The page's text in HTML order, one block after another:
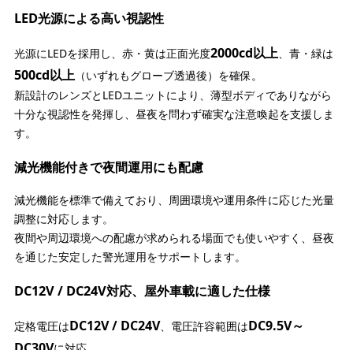
LED光源による高い視認性
光源にLEDを採用し、赤・黄は正面光度2000cd以上、青・緑は
500cd以上（いずれもグローブ透過後）を確保。
新設計のレンズとLEDユニットにより、薄型ボディでありながら
十分な視認性を発揮し、昼夜を問わず確実な注意喚起を支援しま
す。
減光機能付きで夜間運用にも配慮
減光機能を標準で備えており、周囲環境や運用条件に応じた光量
調整に対応します。
夜間や周辺環境への配慮が求められる場面でも使いやすく、昼夜
を通じた安定した警光運用をサポートします。
DC12V / DC24V対応、屋外車載に適した仕様
定格電圧はDC12V / DC24V、電圧許容範囲はDC9.5V～